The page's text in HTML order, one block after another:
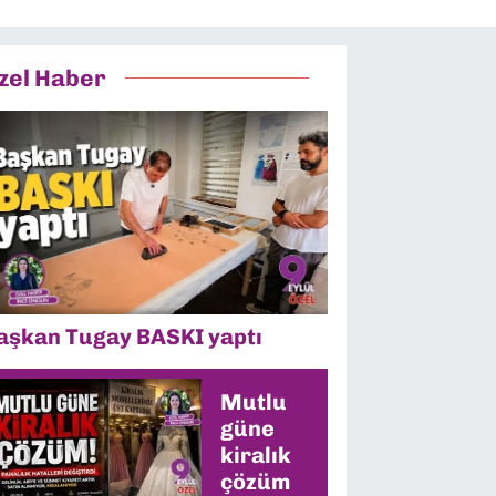
Haber
Tugay BASKI yaptı
Mutlu
güne
kiralık
çözüm